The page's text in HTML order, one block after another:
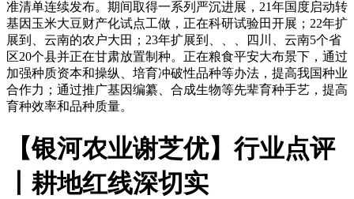
准清单连续发布。期间取得一系列严沉进展，21年国度启动转
基因玉米大豆财产化试点工做，正在科研试验田开展；22年扩
展到、云南的农户大田；23年扩展到、、、四川、云南5个省
区20个县并正在甘肃放置制种。正在粮食平安大布景下，通过
加强种质资本和操纵、培育冲破性品种等办法，提高我国种业
合作力；通过推广基因编纂、合成生物等先辈育种手艺，提高
育种效率和品种质量。
【银河农业谢芝优】行业点评
丨耕地红线深切实